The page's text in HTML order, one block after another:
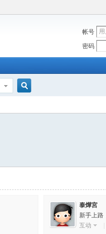
帐号
密码
泰燁宮
新手上路
互动